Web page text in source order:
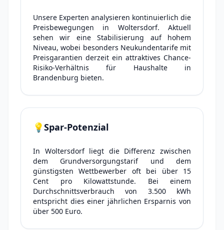
Unsere Experten analysieren kontinuierlich die
Preisbewegungen in Woltersdorf. Aktuell
sehen wir eine Stabilisierung auf hohem
Niveau, wobei besonders Neukundentarife mit
Preisgarantien derzeit ein attraktives Chance-
Risiko-Verhältnis für Haushalte in
Brandenburg bieten.
💡Spar-Potenzial
In Woltersdorf liegt die Differenz zwischen
dem Grundversorgungstarif und dem
günstigsten Wettbewerber oft bei über 15
Cent pro Kilowattstunde. Bei einem
Durchschnittsverbrauch von 3.500 kWh
entspricht dies einer jährlichen Ersparnis von
über 500 Euro.